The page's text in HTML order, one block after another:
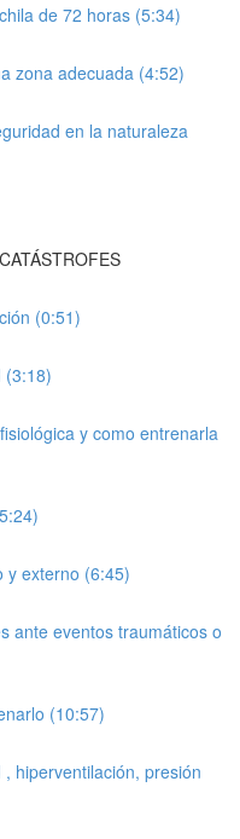
de 72 horas (5:34)
zona adecuada (4:52)
en la naturaleza
(0:51)
(3:18)
y como entrenarla
y externo (6:45)
ante eventos traumáticos o
(10:57)
hiperventilación, presión